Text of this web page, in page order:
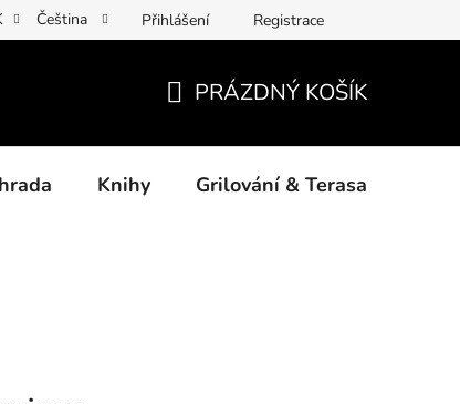
údajů Povinné informace a odkazy ÚKZÚZ
Čeština Přihlášení Registrace
KOŠÍK
PRÁZDNÝ KOŠÍK
Knihy Grilování & Terasa